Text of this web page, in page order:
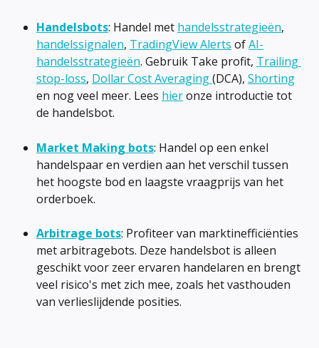
Handelsbots: Handel met handelsstrategieën,
handelssignalen, TradingView Alerts of AI-
handelsstrategieën. Gebruik Take profit, Trailing
stop-loss, Dollar Cost Averaging (DCA), Shorting
en nog veel meer. Lees hier onze introductie tot
de handelsbot.
Market Making bots: Handel op een enkel
handelspaar en verdien aan het verschil tussen
het hoogste bod en laagste vraagprijs van het
orderboek.
Arbitrage bots: Profiteer van marktinefficiënties
met arbitragebots. Deze handelsbot is alleen
geschikt voor zeer ervaren handelaren en brengt
veel risico's met zich mee, zoals het vasthouden
van verlieslijdende posities.